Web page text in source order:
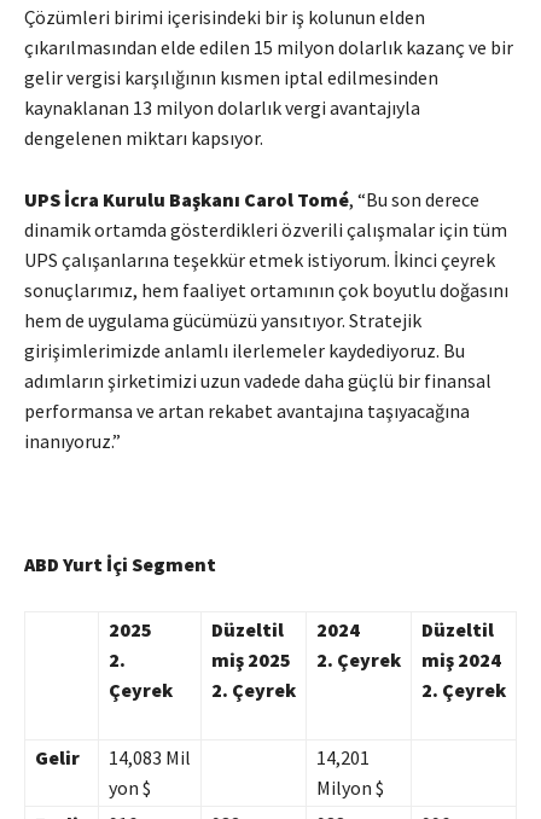
Çözümleri birimi içerisindeki bir iş kolunun elden
çıkarılmasından elde edilen 15 milyon dolarlık kazanç ve bir
gelir vergisi karşılığının kısmen iptal edilmesinden
kaynaklanan 13 milyon dolarlık vergi avantajıyla
dengelenen miktarı kapsıyor.
UPS İcra Kurulu Başkanı Carol Tomé, “Bu son derece
dinamik ortamda gösterdikleri özverili çalışmalar için tüm
UPS çalışanlarına teşekkür etmek istiyorum. İkinci çeyrek
sonuçlarımız, hem faaliyet ortamının çok boyutlu doğasını
hem de uygulama gücümüzü yansıtıyor. Stratejik
girişimlerimizde anlamlı ilerlemeler kaydediyoruz. Bu
adımların şirketimizi uzun vadede daha güçlü bir finansal
performansa ve artan rekabet avantajına taşıyacağına
inanıyoruz.”
ABD Yurt İçi Segment
2025
2.
Çeyrek
Düzeltil
miş 2025
2. Çeyrek
2024
2. Çeyrek
Düzeltil
miş 2024
2. Çeyrek
Gelir
14,083 Mil
yon $
14,201
Milyon $